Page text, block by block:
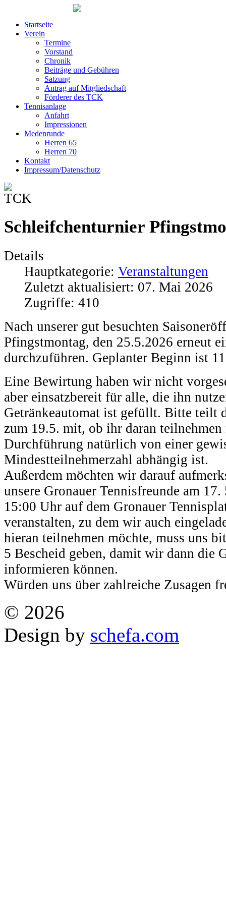
Startseite
Verein
Termine
Vorstand
Chronik
Beiträge und Gebühren
Satzung
Antrag auf Mitgliedschaft
Förderer des TCK
Tennisanlage
Anfahrt
Impressionen
Medenrunde
Herren 65
Herren 70
Kontakt
Impressum/Datenschutz
Schleifchenturnier
Details
Hauptkategorie: Veranstaltungen
Zuletzt aktualisiert: 07. Mai 2026
Zugriffe: 410
Nach unserer gut besuchten
Pfingstmontag, den 25.5.2026 erneut
durchzuführen. Geplanter Beginn ist
Eine Bewirtung haben wir nicht
aber einsatzbereit für alle, die ihn
Getränkeautomat ist gefüllt. Bitte teilt
zum 19.5. mit, ob ihr daran teilnehmen
Durchführung natürlich von einer
Mindestteilnehmerzahl abhängig ist.
Außerdem möchten wir darauf
unsere Gronauer Tennisfreunde am
15:00 Uhr auf dem Gronauer
veranstalten, zu dem wir auch
hieran teilnehmen möchte, muss uns
5 Bescheid geben, damit wir dann die
informieren können.
Würden uns über zahlreiche Zusagen
© 2026
Design by schefa.com